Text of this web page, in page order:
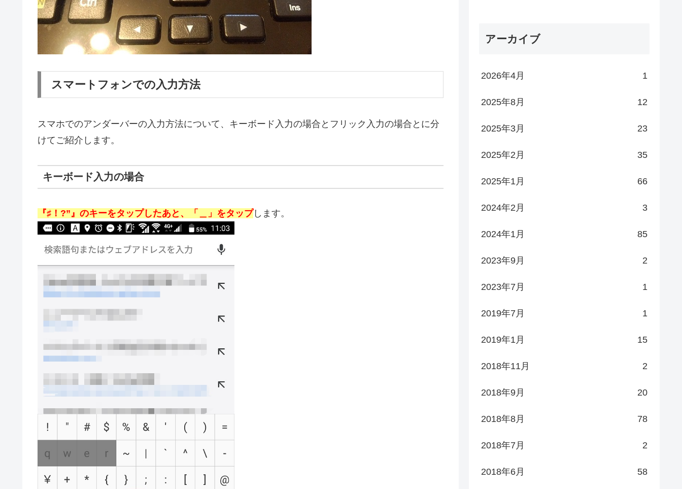
スマートフォンでの入力方法
スマホでのアンダーバーの入力方法について、キーボード入力の場合とフリック入力の場合とに分
けてご紹介します。
キーボード入力の場合
『♯！?”』のキーをタップしたあと、「＿」をタップします。
アーカイブ
2026年4月 1
2025年8月 12
2025年3月 23
2025年2月 35
2025年1月 66
2024年2月 3
2024年1月 85
2023年9月 2
2023年7月 1
2019年7月 1
2019年1月 15
2018年11月 2
2018年9月 20
2018年8月 78
2018年7月 2
2018年6月 58